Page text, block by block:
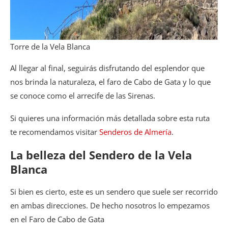
Torre de la Vela Blanca
Al llegar al final, seguirás disfrutando del esplendor que
nos brinda la naturaleza, el faro de Cabo de Gata y lo que
se conoce como el arrecife de las Sirenas.
Si quieres una información más detallada sobre esta ruta
te recomendamos visitar Senderos de Almería.
La belleza del Sendero de la Vela
Blanca
Si bien es cierto, este es un sendero que suele ser recorrido
en ambas direcciones. De hecho nosotros lo empezamos
en el Faro de Cabo de Gata